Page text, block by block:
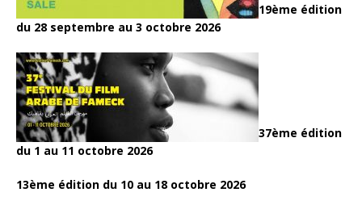
19ème édition
du 28 septembre au 3 octobre 2026
37ème édition
du 1 au 11 octobre 2026
13ème édition du 10 au 18 octobre 2026